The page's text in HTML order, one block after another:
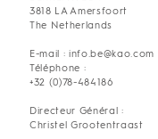
3818 LA Amersfoort
The Netherlands
E-mail : info.be@kao.com
Téléphone :
+32 (0)78-484186
Directeur Général :
Christel Grootentraast